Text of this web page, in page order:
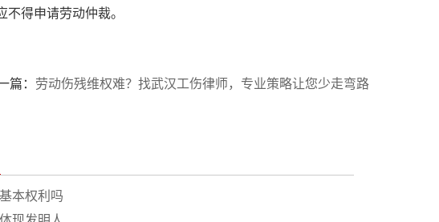
得申请劳动仲裁。
劳动伤残维权难？找武汉工伤律师，专业策略让您少走弯路
篇：
本权利吗